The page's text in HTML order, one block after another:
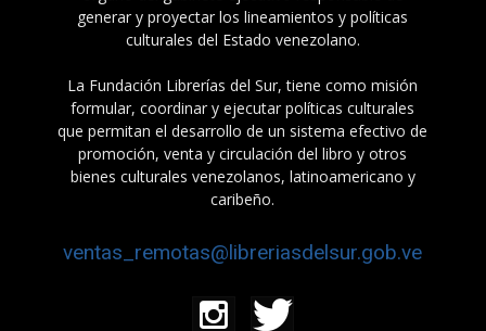
generar y proyectar los lineamientos y políticas
culturales del Estado venezolano.
La Fundación Librerías del Sur, tiene como misión
formular, coordinar y ejecutar políticas culturales
que permitan el desarrollo de un sistema efectivo de
promoción, venta y circulación del libro y otros
bienes culturales venezolanos, latinoamericano y
caribeño.
ventas_remotas@libreriasdelsur.gob.ve